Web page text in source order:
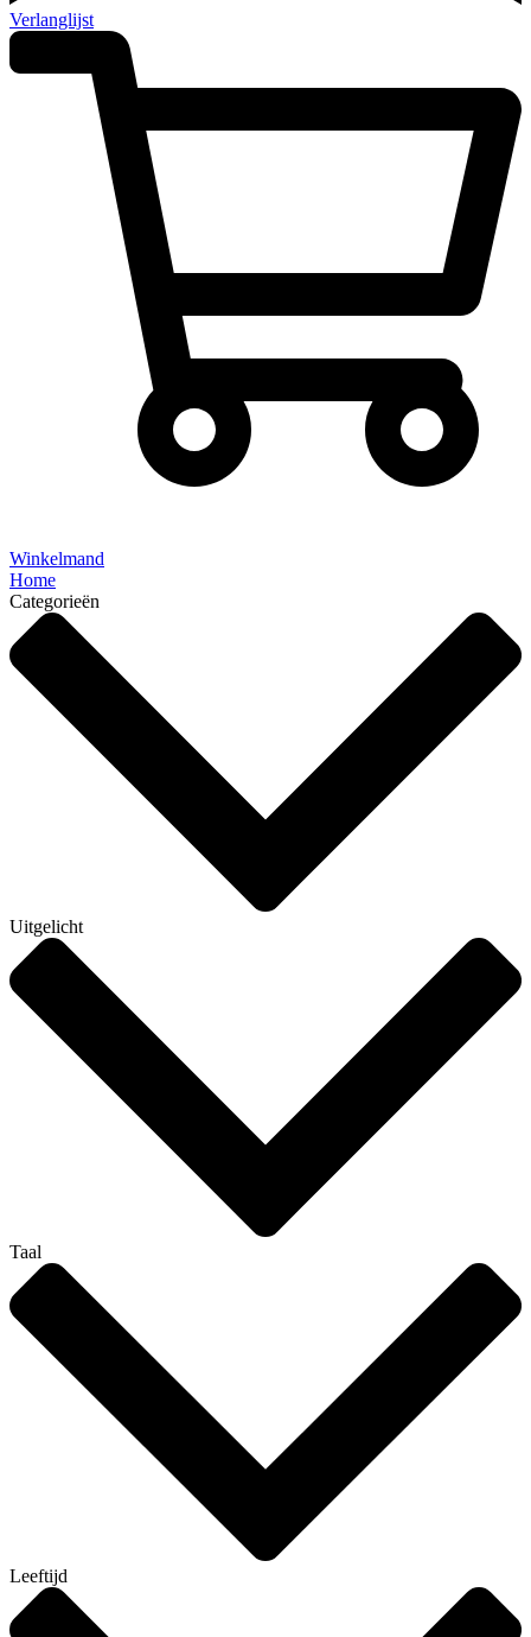
Verlanglijst
Winkelmand
Home
Categorieën
Uitgelicht
Taal
Leeftijd